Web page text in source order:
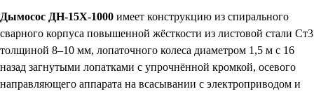
Дымосос ДН-15Х-1000 имеет конструкцию из спирального
сварного корпуса повышенной жёсткости из листовой стали Ст3
толщиной 8–10 мм, лопаточного колеса диаметром 1,5 м с 16
назад загнутыми лопатками с упрочнённой кромкой, осевого
направляющего аппарата на всасывании с электроприводом и